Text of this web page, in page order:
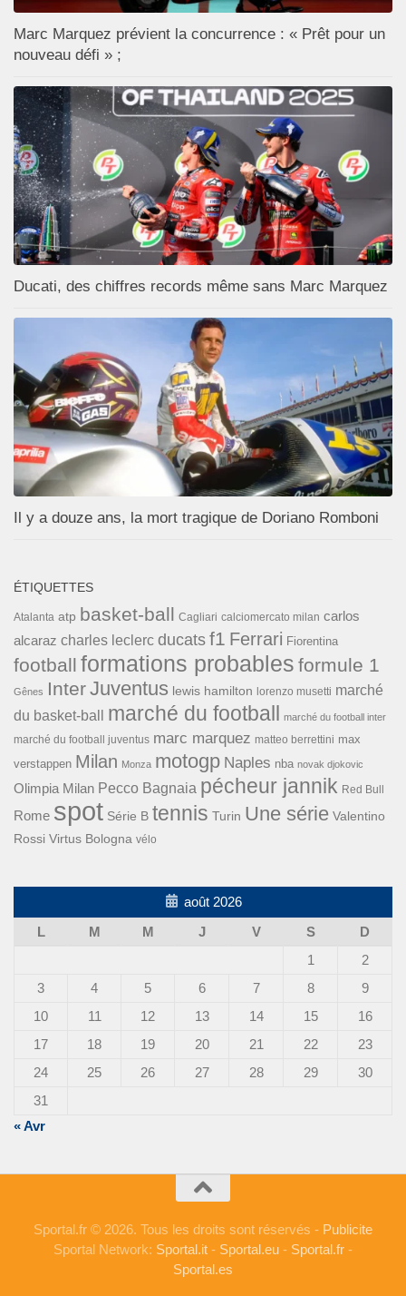
Marc Marquez prévient la concurrence : « Prêt pour un
nouveau défi » ;
Ducati, des chiffres records même sans Marc Marquez
Il y a douze ans, la mort tragique de Doriano Romboni
ÉTIQUETTES
Atalanta atp basket-ball Cagliari calciomercato milan carlos
alcaraz charles leclerc ducats f1 Ferrari Fiorentina
football formations probables formule 1
Gênes InterJuventus lewis hamilton lorenzo musetti marché
du basket-ball
marché du football marché du football inter
marché du football juventus marc marquez matteo berrettini max
verstappen Milan Monza motogp Naples nba novak djokovic
Olimpia Milan Pecco Bagnaia pécheur jannik Red Bull
Rome spot Série B tennis Turin Une série Valentino
Rossi Virtus Bologna vélo
août 2026
L
M M J V S
D
1
2
3
4 5 6 7 8
9
10
11 12 13 14 15
16
17
18 19 20 21 22
23
24
25 26 27 28 29
30
31
« Avr
Sportal.fr © 2026. Tous les droits sont réservés - Publicite
Sportal Network: Sportal.it - Sportal.eu - Sportal.fr -
Sportal.es